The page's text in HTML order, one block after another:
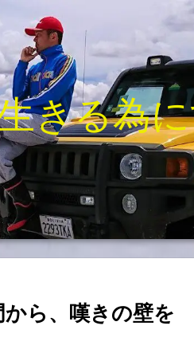
きる為
ら、嘆きの壁を